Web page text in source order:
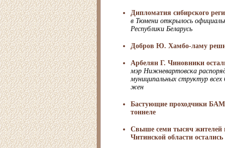
Дипломатия сибирского
в Тюмени открылось
Республики Беларусь
Добров Ю. Хамбо-ламу
Арбелян Г. Чиновники
мэр Нижневартовска
муниципальных структур
жен
Бастующие проходчики
тоннеле
Свыше семи тысяч жителей
Читинской области